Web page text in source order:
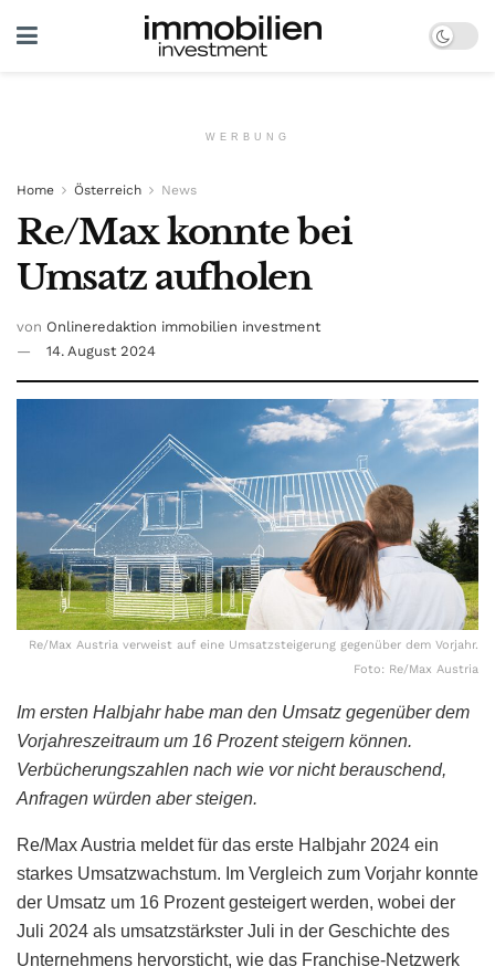
WERBUNG
Home Österreich News
Re/Max konnte bei
Umsatz aufholen
von Onlineredaktion immobilien investment
14. August 2024
Re/Max Austria verweist auf eine Umsatzsteigerung gegenüber dem Vorjahr.
Foto: Re/Max Austria
Im ersten Halbjahr habe man den Umsatz gegenüber dem
Vorjahreszeitraum um 16 Prozent steigern können.
Verbücherungszahlen nach wie vor nicht berauschend,
Anfragen würden aber steigen.
Re/Max Austria meldet für das erste Halbjahr 2024 ein
starkes Umsatzwachstum. Im Vergleich zum Vorjahr konnte
der Umsatz um 16 Prozent gesteigert werden, wobei der
Juli 2024 als umsatzstärkster Juli in der Geschichte des
Unternehmens hervorsticht, wie das Franchise-Netzwerk